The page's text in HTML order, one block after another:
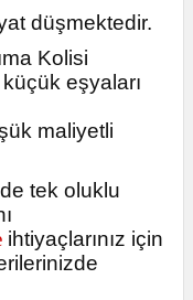
düşmektedir.
Kolisi
eşyaları
maliyetli
tek oluklu
ihtiyaçlarınız için